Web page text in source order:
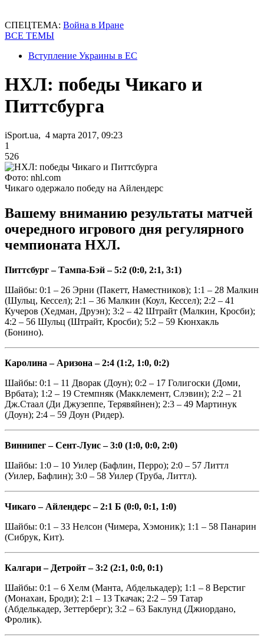
СПЕЦТЕМА: Война в Иране
ВСЕ ТЕМЫ
Вступление Украины в ЕС
НХЛ: победы Чикаго и
Питтсбурга
iSport.ua, 4 марта 2017, 09:23
1
526
Фото: nhl.com
Чикаго одержало победу на Айлендерс
Вашему вниманию результаты матчей
очередного игрового дня регулярного
чемпионата НХЛ.
Питтсбург – Тампа-Бэй – 5:2 (0:0, 2:1, 3:1)
Шайбы: 0:1 – 26 Эрни (Пакетт, Наместников); 1:1 – 28 Малкин
(Шульц, Кессел); 2:1 – 36 Малкин (Коул, Кессел); 2:2 – 41
Кучеров (Хедман, Друэн); 3:2 – 42 Штрайт (Малкин, Кросби);
4:2 – 56 Шульц (Штрайт, Кросби); 5:2 – 59 Кюнхакль
(Бонино).
Каролина – Аризона – 2:4 (1:2, 1:0, 0:2)
Шайбы: 0:1 – 11 Дворак (Доун); 0:2 – 17 Голигоски (Доми,
Врбата); 1:2 – 19 Стемпняк (Макклемент, Слэвин); 2:2 – 21
Дж.Стаал (Ди Джузеппе, Терявяйнен); 2:3 – 49 Мартинук
(Доун); 2:4 – 59 Доун (Ридер).
Виннипег – Сент-Луис – 3:0 (1:0, 0:0, 2:0)
Шайбы: 1:0 – 10 Уилер (Бафлин, Перро); 2:0 – 57 Литтл
(Уилер, Бафлин); 3:0 – 58 Уилер (Труба, Литтл).
Чикаго – Айлендерс – 2:1 Б (0:0, 0:1, 1:0)
Шайбы: 0:1 – 33 Нелсон (Чимера, Хэмоник); 1:1 – 58 Панарин
(Сибрук, Кит).
Калгари – Детройт – 3:2 (2:1, 0:0, 0:1)
Шайбы: 0:1 – 6 Хелм (Манта, Абделькадер); 1:1 – 8 Верстиг
(Монахан, Броди); 2:1 – 13 Ткачак; 2:2 – 59 Татар
(Абделькадер, Зеттерберг); 3:2 – 63 Баклунд (Джиордано,
Фролик).